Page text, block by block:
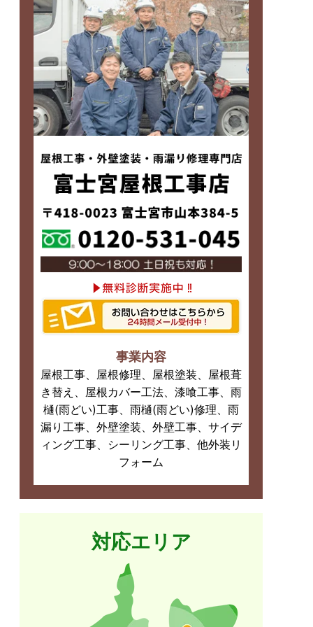
事業内容
屋根工事、屋根修理、屋根塗装、屋根葺
き替え、屋根カバー工法、漆喰工事、雨
樋(雨どい)工事、雨樋(雨どい)修理、雨
漏り工事、外壁塗装、外壁工事、サイデ
ィング工事、シーリング工事、他外装リ
フォーム
対応エリア